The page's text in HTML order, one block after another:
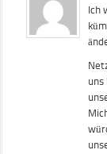
Ich
uns